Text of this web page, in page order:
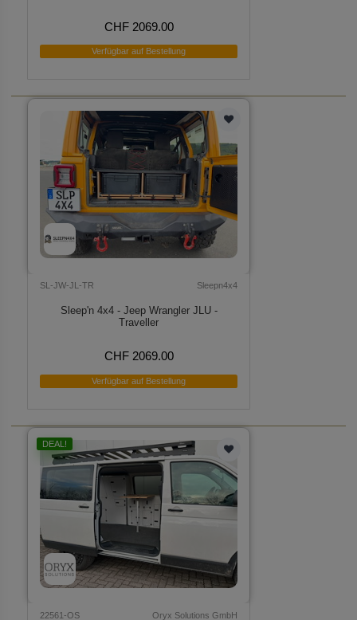
CHF 2069.00
Verfügbar auf Bestellung
SL-JW-JL-TR Sleepn4x4
Sleep'n 4x4 - Jeep Wrangler JLU -
Traveller
CHF 2069.00
Verfügbar auf Bestellung
DEAL!
22561-OS Oryx Solutions GmbH